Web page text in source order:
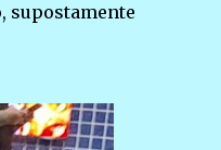
supostamente